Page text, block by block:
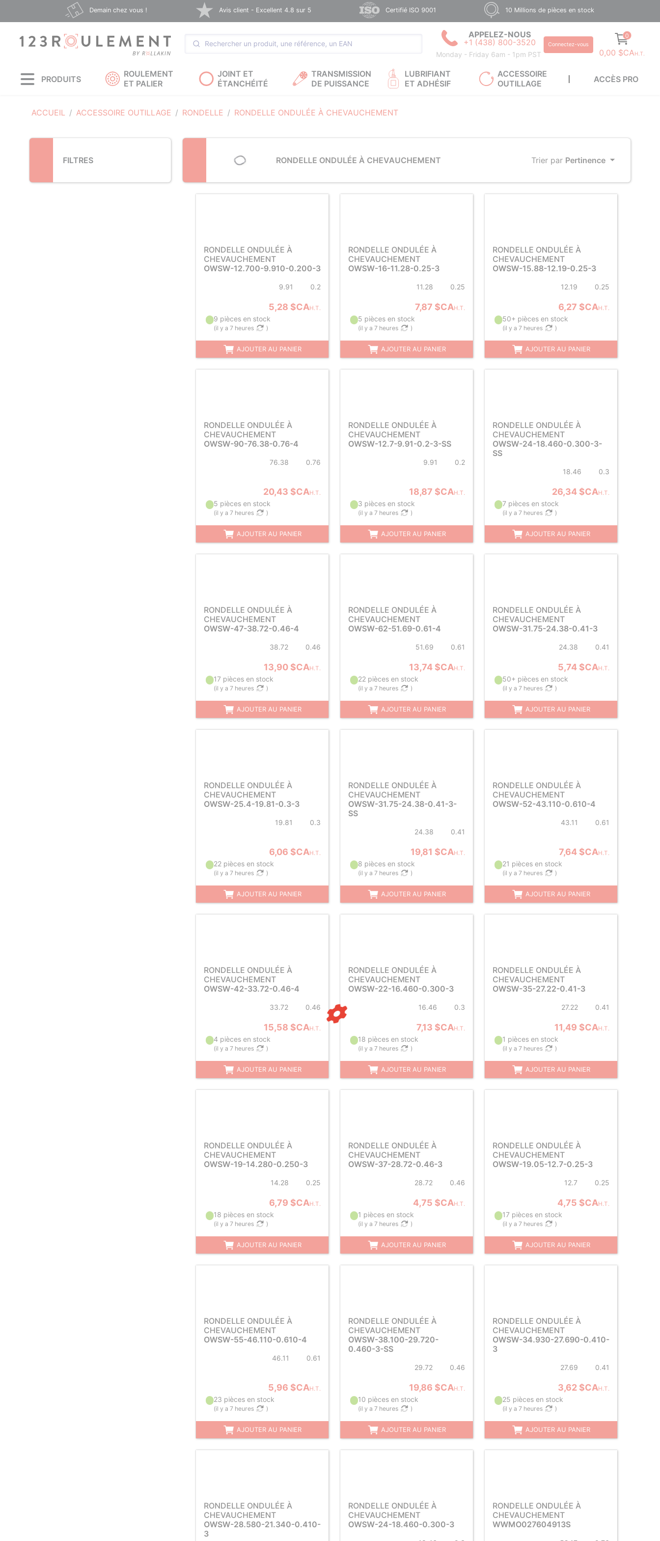
Demain chez vous ! Avis client - Excellent 4.8 sur 5 Certifié ISO 9001 10 Millions de pièces en stock
APPELEZ-NOUS
+1 (438) 800-3520
Monday - Friday 6am - 1pm PST
Connectez-vous
0
0,00 $CAH.T.
PRODUITS
ROULEMENT
ET PALIER
JOINT ET
ÉTANCHÉITÉ
TRANSMISSION
DE PUISSANCE
LUBRIFIANT
ET ADHÉSIF
ACCESSOIRE
OUTILLAGE
ACCÈS PRO
ACCUEIL ACCESSOIRE OUTILLAGE RONDELLE RONDELLE ONDULÉE À CHEVAUCHEMENT
FILTRES RONDELLE ONDULÉE À CHEVAUCHEMENT Trier par Pertinence
RONDELLE ONDULÉE À
CHEVAUCHEMENT
OWSW-12.700-9.910-0.200-3
9.91 0.2
5,28 $CAH.T.
9 pièces en stock
(il y a 7 heures )
AJOUTER AU PANIER
RONDELLE ONDULÉE À
CHEVAUCHEMENT
OWSW-16-11.28-0.25-3
11.28 0.25
7,87 $CAH.T.
5 pièces en stock
(il y a 7 heures )
AJOUTER AU PANIER
RONDELLE ONDULÉE À
CHEVAUCHEMENT
OWSW-15.88-12.19-0.25-3
12.19 0.25
6,27 $CAH.T.
50+ pièces en stock
(il y a 7 heures )
AJOUTER AU PANIER
RONDELLE ONDULÉE À
CHEVAUCHEMENT
OWSW-90-76.38-0.76-4
76.38 0.76
20,43 $CAH.T.
5 pièces en stock
(il y a 7 heures )
AJOUTER AU PANIER
RONDELLE ONDULÉE À
CHEVAUCHEMENT
OWSW-12.7-9.91-0.2-3-SS
9.91 0.2
18,87 $CAH.T.
3 pièces en stock
(il y a 7 heures )
AJOUTER AU PANIER
RONDELLE ONDULÉE À
CHEVAUCHEMENT
OWSW-24-18.460-0.300-3-
SS
18.46 0.3
26,34 $CAH.T.
7 pièces en stock
(il y a 7 heures )
AJOUTER AU PANIER
RONDELLE ONDULÉE À
CHEVAUCHEMENT
OWSW-47-38.72-0.46-4
38.72 0.46
13,90 $CAH.T.
17 pièces en stock
(il y a 7 heures )
AJOUTER AU PANIER
RONDELLE ONDULÉE À
CHEVAUCHEMENT
OWSW-62-51.69-0.61-4
51.69 0.61
13,74 $CAH.T.
22 pièces en stock
(il y a 7 heures )
AJOUTER AU PANIER
RONDELLE ONDULÉE À
CHEVAUCHEMENT
OWSW-31.75-24.38-0.41-3
24.38 0.41
5,74 $CAH.T.
50+ pièces en stock
(il y a 7 heures )
AJOUTER AU PANIER
RONDELLE ONDULÉE À
CHEVAUCHEMENT
OWSW-25.4-19.81-0.3-3
19.81 0.3
6,06 $CAH.T.
22 pièces en stock
(il y a 7 heures )
AJOUTER AU PANIER
RONDELLE ONDULÉE À
CHEVAUCHEMENT
OWSW-31.75-24.38-0.41-3-
SS
24.38 0.41
19,81 $CAH.T.
8 pièces en stock
(il y a 7 heures )
AJOUTER AU PANIER
RONDELLE ONDULÉE À
CHEVAUCHEMENT
OWSW-52-43.110-0.610-4
43.11 0.61
7,64 $CAH.T.
21 pièces en stock
(il y a 7 heures )
AJOUTER AU PANIER
RONDELLE ONDULÉE À
CHEVAUCHEMENT
OWSW-42-33.72-0.46-4
33.72 0.46
15,58 $CAH.T.
4 pièces en stock
(il y a 7 heures )
AJOUTER AU PANIER
RONDELLE ONDULÉE À
CHEVAUCHEMENT
OWSW-22-16.460-0.300-3
16.46 0.3
7,13 $CAH.T.
18 pièces en stock
(il y a 7 heures )
AJOUTER AU PANIER
RONDELLE ONDULÉE À
CHEVAUCHEMENT
OWSW-35-27.22-0.41-3
27.22 0.41
11,49 $CAH.T.
1 pièces en stock
(il y a 7 heures )
AJOUTER AU PANIER
RONDELLE ONDULÉE À
CHEVAUCHEMENT
OWSW-19-14.280-0.250-3
14.28 0.25
6,79 $CAH.T.
18 pièces en stock
(il y a 7 heures )
AJOUTER AU PANIER
RONDELLE ONDULÉE À
CHEVAUCHEMENT
OWSW-37-28.72-0.46-3
28.72 0.46
4,75 $CAH.T.
1 pièces en stock
(il y a 7 heures )
AJOUTER AU PANIER
RONDELLE ONDULÉE À
CHEVAUCHEMENT
OWSW-19.05-12.7-0.25-3
12.7 0.25
4,75 $CAH.T.
17 pièces en stock
(il y a 7 heures )
AJOUTER AU PANIER
RONDELLE ONDULÉE À
CHEVAUCHEMENT
OWSW-55-46.110-0.610-4
46.11 0.61
5,96 $CAH.T.
23 pièces en stock
(il y a 7 heures )
AJOUTER AU PANIER
RONDELLE ONDULÉE À
CHEVAUCHEMENT
OWSW-38.100-29.720-
0.460-3-SS
29.72 0.46
19,86 $CAH.T.
10 pièces en stock
(il y a 7 heures )
AJOUTER AU PANIER
RONDELLE ONDULÉE À
CHEVAUCHEMENT
OWSW-34.930-27.690-0.410-
3
27.69 0.41
3,62 $CAH.T.
25 pièces en stock
(il y a 7 heures )
AJOUTER AU PANIER
RONDELLE ONDULÉE À
CHEVAUCHEMENT
OWSW-28.580-21.340-0.410-
3
RONDELLE ONDULÉE À
CHEVAUCHEMENT
OWSW-24-18.460-0.300-3
RONDELLE ONDULÉE À
CHEVAUCHEMENT
WWMO027604913S